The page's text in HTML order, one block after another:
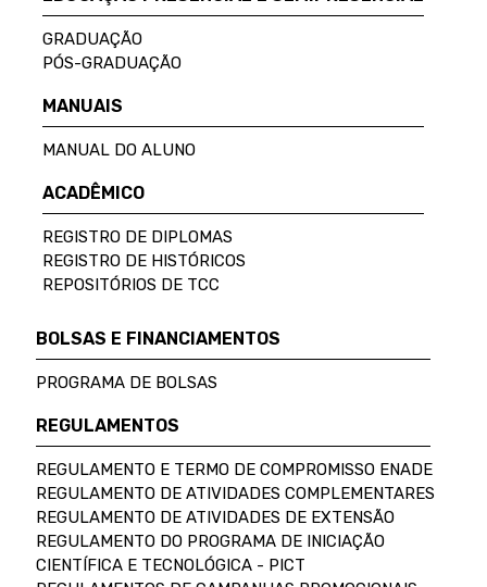
GRADUAÇÃO
PÓS-GRADUAÇÃO
MANUAIS
MANUAL DO ALUNO
ACADÊMICO
REGISTRO DE DIPLOMAS
REGISTRO DE HISTÓRICOS
REPOSITÓRIOS DE TCC
BOLSAS E FINANCIAMENTOS
PROGRAMA DE BOLSAS
REGULAMENTOS
REGULAMENTO E TERMO DE COMPROMISSO ENADE
REGULAMENTO DE ATIVIDADES COMPLEMENTARES
REGULAMENTO DE ATIVIDADES DE EXTENSÃO
REGULAMENTO DO PROGRAMA DE INICIAÇÃO
CIENTÍFICA E TECNOLÓGICA - PICT